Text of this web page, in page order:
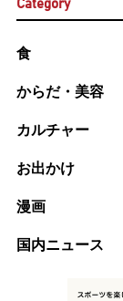
Category
食
からだ・美容
カルチャー
お出かけ
漫画
国内ニュース